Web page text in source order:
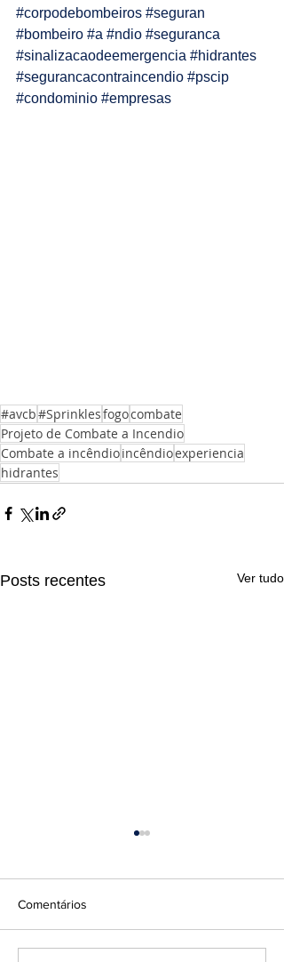
#corpodebombeiros #seguran
#bombeiro #a #ndio #seguranca
#sinalizacaodeemergencia #hidrantes
#segurancacontraincendio #pscip
#condominio #empresas
#avcb#Sprinklesfogocombate
Projeto de Combate a Incendio
Combate a incêndioincêndioexperiencia
hidrantes
Posts recentes Ver tudo
Comentários